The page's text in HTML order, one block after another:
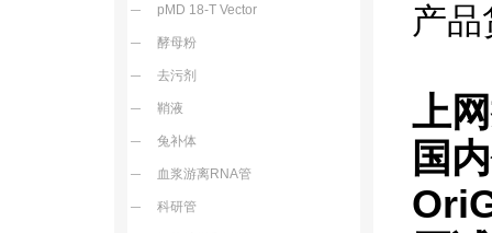
pMD 18-T Vector
酵母粉
去污剂
鞘液
兔补体
血浆游离RNA管
科研管
产品
上
国